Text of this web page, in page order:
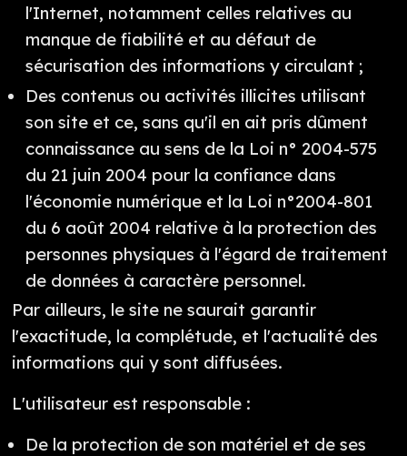
l'Internet, notamment celles relatives au
manque de fiabilité et au défaut de
sécurisation des informations y circulant ;
Des contenus ou activités illicites utilisant
son site et ce, sans qu'il en ait pris dûment
connaissance au sens de la Loi n° 2004-575
du 21 juin 2004 pour la confiance dans
l'économie numérique et la Loi n°2004-801
du 6 août 2004 relative à la protection des
personnes physiques à l'égard de traitement
de données à caractère personnel.
Par ailleurs, le site ne saurait garantir
l'exactitude, la complétude, et l'actualité des
informations qui y sont diffusées.
L'utilisateur est responsable :
De la protection de son matériel et de ses